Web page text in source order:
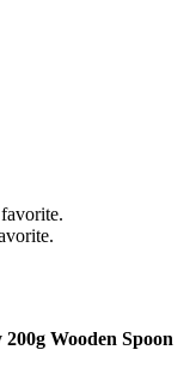
Wooden Spoon